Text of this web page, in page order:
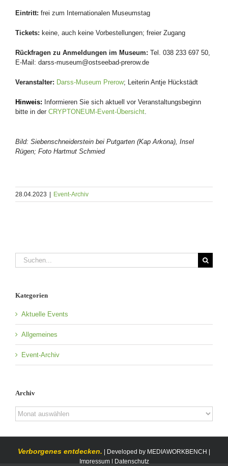
Eintritt: frei zum Internationalen Museumstag
Tickets: keine, auch keine Vorbestellungen; freier Zugang
Rückfragen zu Anmeldungen im Museum: Tel. 038 233 697 50,
E-Mail: darss-museum@ostseebad-prerow.de
Veranstalter: Darss-Museum Prerow; Leiterin Antje Hückstädt
Hinweis: Informieren Sie sich aktuell vor Veranstaltungsbeginn
bitte in der CRYPTONEUM-Event-Übersicht.
Bild: Siebenschneiderstein bei Putgarten (Kap Arkona), Insel
Rügen; Foto Hartmut Schmied
28.04.2023 Event-Archiv
Suche
nach:
Kategorien
Aktuelle Events
Allgemeines
Event-Archiv
Archiv
Archiv
Verborgenes entdecken. | Developed by MEDIAWORKBENCH
Impressum| Datenschutz